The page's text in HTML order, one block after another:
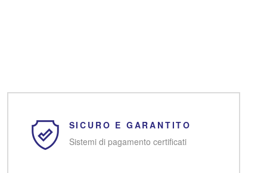
SICURO E GARANTITO
Sistemi di pagamento certificati